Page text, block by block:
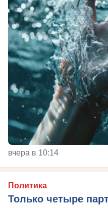
вчера в 10:14
Политика
Только четыре